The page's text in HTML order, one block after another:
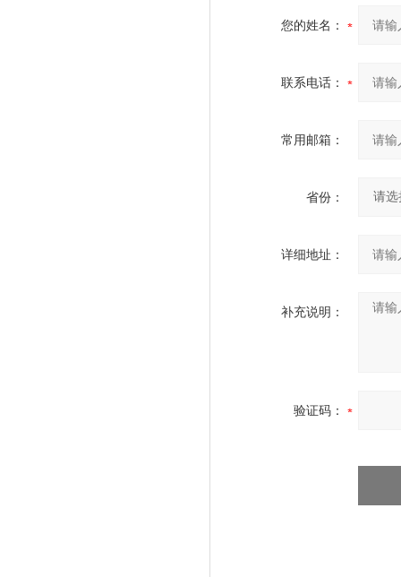
您的姓名：
联系电话：
常用邮箱：
省份：
详细地址：
补充说明：
验证码：